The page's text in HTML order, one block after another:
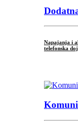
Napajanja i
telefonska